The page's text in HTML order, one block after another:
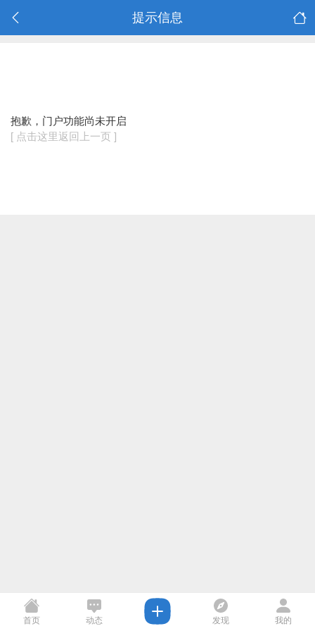
提示信息
抱歉，门户功能尚未开启
[ 点击这里返回上一页 ]
首页 动态 发现 我的